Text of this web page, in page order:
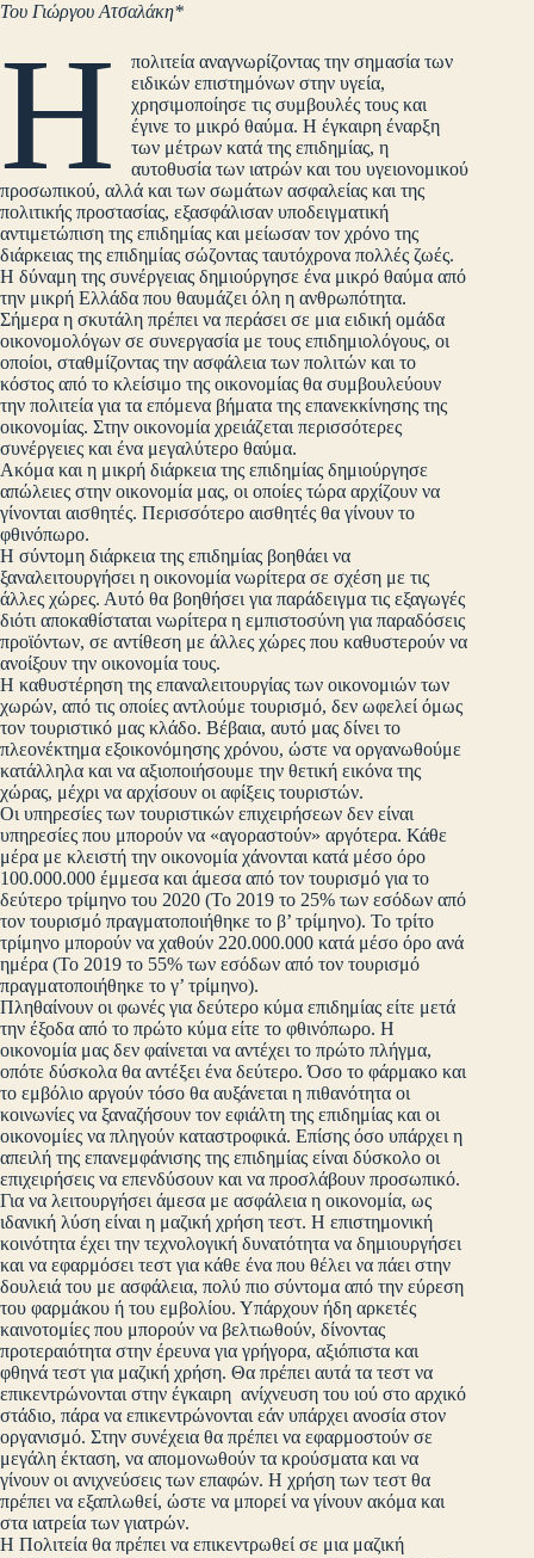
Του Γιώργου Ατσαλάκη*
Η
πολιτεία αναγνωρίζοντας την σημασία των
ειδικών επιστημόνων στην υγεία,
χρησιμοποίησε τις συμβουλές τους και
έγινε το μικρό θαύμα. Η έγκαιρη έναρξη
των μέτρων κατά της επιδημίας, η
αυτοθυσία των ιατρών και του υγειονομικού
προσωπικού, αλλά και των σωμάτων ασφαλείας και της
πολιτικής προστασίας, εξασφάλισαν υποδειγματική
αντιμετώπιση της επιδημίας και μείωσαν τον χρόνο της
διάρκειας της επιδημίας σώζοντας ταυτόχρονα πολλές ζωές.
Η δύναμη της συνέργειας δημιούργησε ένα μικρό θαύμα από
την μικρή Ελλάδα που θαυμάζει όλη η ανθρωπότητα.
Σήμερα η σκυτάλη πρέπει να περάσει σε μια ειδική ομάδα
οικονομολόγων σε συνεργασία με τους επιδημιολόγους, οι
οποίοι, σταθμίζοντας την ασφάλεια των πολιτών και το
κόστος από το κλείσιμο της οικονομίας θα συμβουλεύουν
την πολιτεία για τα επόμενα βήματα της επανεκκίνησης της
οικονομίας. Στην οικονομία χρειάζεται περισσότερες
συνέργειες και ένα μεγαλύτερο θαύμα.
Ακόμα και η μικρή διάρκεια της επιδημίας δημιούργησε
απώλειες στην οικονομία μας, οι οποίες τώρα αρχίζουν να
γίνονται αισθητές. Περισσότερο αισθητές θα γίνουν το
φθινόπωρο.
Η σύντομη διάρκεια της επιδημίας βοηθάει να
ξαναλειτουργήσει η οικονομία νωρίτερα σε σχέση με τις
άλλες χώρες. Αυτό θα βοηθήσει για παράδειγμα τις εξαγωγές
διότι αποκαθίσταται νωρίτερα η εμπιστοσύνη για παραδόσεις
προϊόντων, σε αντίθεση με άλλες χώρες που καθυστερούν να
ανοίξουν την οικονομία τους.
Η καθυστέρηση της επαναλειτουργίας των οικονομιών των
χωρών, από τις οποίες αντλούμε τουρισμό, δεν ωφελεί όμως
τον τουριστικό μας κλάδο. Βέβαια, αυτό μας δίνει το
πλεονέκτημα εξοικονόμησης χρόνου, ώστε να οργανωθούμε
κατάλληλα και να αξιοποιήσουμε την θετική εικόνα της
χώρας, μέχρι να αρχίσουν οι αφίξεις τουριστών.
Οι υπηρεσίες των τουριστικών επιχειρήσεων δεν είναι
υπηρεσίες που μπορούν να «αγοραστούν» αργότερα. Κάθε
μέρα με κλειστή την οικονομία χάνονται κατά μέσο όρο
100.000.000 έμμεσα και άμεσα από τον τουρισμό για το
δεύτερο τρίμηνο του 2020 (Το 2019 το 25% των εσόδων από
τον τουρισμό πραγματοποιήθηκε το β’ τρίμηνο). Το τρίτο
τρίμηνο μπορούν να χαθούν 220.000.000 κατά μέσο όρο ανά
ημέρα (Το 2019 το 55% των εσόδων από τον τουρισμό
πραγματοποιήθηκε το γ’ τρίμηνο).
Πληθαίνουν οι φωνές για δεύτερο κύμα επιδημίας είτε μετά
την έξοδα από το πρώτο κύμα είτε το φθινόπωρο. Η
οικονομία μας δεν φαίνεται να αντέχει το πρώτο πλήγμα,
οπότε δύσκολα θα αντέξει ένα δεύτερο. Όσο το φάρμακο και
το εμβόλιο αργούν τόσο θα αυξάνεται η πιθανότητα οι
κοινωνίες να ξαναζήσουν τον εφιάλτη της επιδημίας και οι
οικονομίες να πληγούν καταστροφικά. Επίσης όσο υπάρχει η
απειλή της επανεμφάνισης της επιδημίας είναι δύσκολο οι
επιχειρήσεις να επενδύσουν και να προσλάβουν προσωπικό.
Για να λειτουργήσει άμεσα με ασφάλεια η οικονομία, ως
ιδανική λύση είναι η μαζική χρήση τεστ. Η επιστημονική
κοινότητα έχει την τεχνολογική δυνατότητα να δημιουργήσει
και να εφαρμόσει τεστ για κάθε ένα που θέλει να πάει στην
δουλειά του με ασφάλεια, πολύ πιο σύντομα από την εύρεση
του φαρμάκου ή του εμβολίου. Υπάρχουν ήδη αρκετές
καινοτομίες που μπορούν να βελτιωθούν, δίνοντας
προτεραιότητα στην έρευνα για γρήγορα, αξιόπιστα και
φθηνά τεστ για μαζική χρήση. Θα πρέπει αυτά τα τεστ να
επικεντρώνονται στην έγκαιρη ανίχνευση του ιού στο αρχικό
στάδιο, πάρα να επικεντρώνονται εάν υπάρχει ανοσία στον
οργανισμό. Στην συνέχεια θα πρέπει να εφαρμοστούν σε
μεγάλη έκταση, να απομονωθούν τα κρούσματα και να
γίνουν οι ανιχνεύσεις των επαφών. Η χρήση των τεστ θα
πρέπει να εξαπλωθεί, ώστε να μπορεί να γίνουν ακόμα και
στα ιατρεία των γιατρών.
Η Πολιτεία θα πρέπει να επικεντρωθεί σε μια μαζική